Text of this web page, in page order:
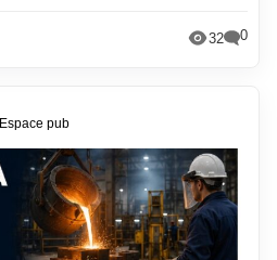
32 0
Espace pub